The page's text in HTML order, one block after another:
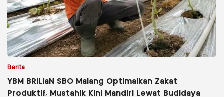
Berita
YBM BRILiaN SBO Malang Optimalkan Zakat
Produktif, Mustahik Kini Mandiri Lewat Budidaya